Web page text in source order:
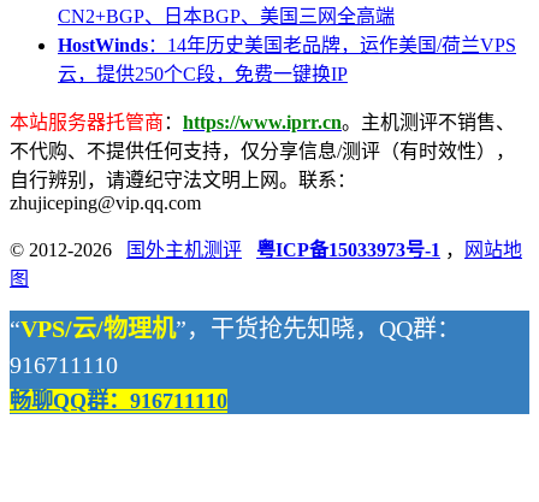
CN2+BGP、日本BGP、美国三网全高端
HostWinds：14年历史美国老品牌，运作美国/荷兰VPS
云，提供250个C段，免费一键换IP
本站服务器托管商 ： https://www.iprr.cn。主机测评不销售、
不代购、不提供任何支持，仅分享信息/测评（有时效性），
自行辨别，请遵纪守法文明上网。联系：
zhujiceping@vip.qq.com
© 2012-2026 国外主机测评 粤ICP备15033973号-1 ，
网站地
图
“VPS/云/物理机”，干货抢先知晓，QQ群：
916711110
畅聊QQ群：916711110